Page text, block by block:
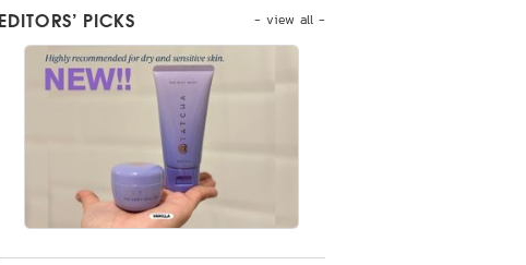
- view all -
EDITORS’ PICKS